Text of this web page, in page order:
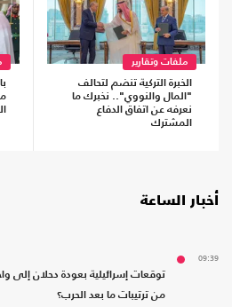
ملفات وتقارير
الخبرة التركية تنضم لتحالف
"المال والنووي".. نخبرك ما
نعرفه عن اتفاق الدفاع
المشترك
أخبار الساعة
09:39
توقعات إسرائيلية بعودة دحلان إلى
من ترتيبات ما بعد الحرب؟